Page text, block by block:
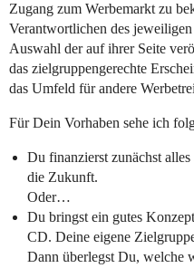
Zugang zum Werbemarkt zu
Verantwortlichen des
Auswahl der auf ihrer Seite
das zielgruppengerechte
das Umfeld für andere
Für Dein Vorhaben sehe ich
Du finanzierst zunächst
die Zukunft.
Oder…
Du bringst ein gutes
CD. Deine eigene
Dann überlegst Du, welche